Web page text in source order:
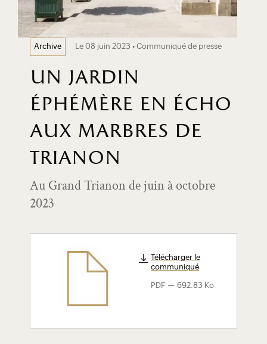
Archive Le 08 juin 2023 • Communiqué de presse
un jardin
éphémère en écho
aux marbres de
trianon
Au Grand Trianon de juin à octobre
2023
Télécharger le
communiqué
PDF 692.83 Ko